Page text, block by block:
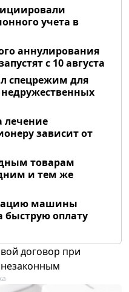
учета в
аннулирования
с 10 августа
спецрежим для
лечение
зависит от
товарам
и тем же
машины
быструю оплату
договор при